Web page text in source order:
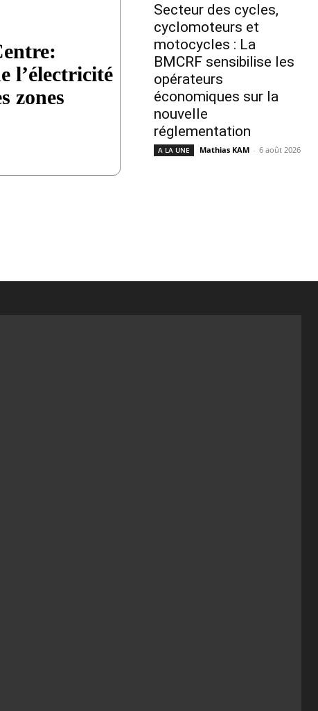
l’électricité
zones
Secteur des cycles,
cyclomoteurs et
motocycles : La
BMCRF sensibilise les
opérateurs
économiques sur la
nouvelle
réglementation
A LA UNE Mathias KAM - 6 août 2026